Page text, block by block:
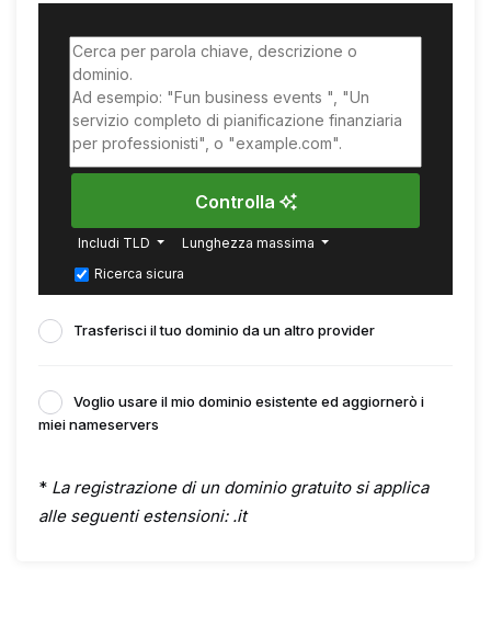
Controlla
Includi TLD
Lunghezza massima
Ricerca sicura
Trasferisci il tuo dominio da un altro provider
Voglio usare il mio dominio esistente ed aggiornerò i
miei nameservers
* La registrazione di un dominio gratuito si applica
alle seguenti estensioni: .it